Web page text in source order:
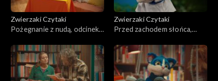
Zwierzaki Czytaki
Pożegnanie z nudą, odcinek
Zwierzaki Czytaki
Przed zachodem słońca,